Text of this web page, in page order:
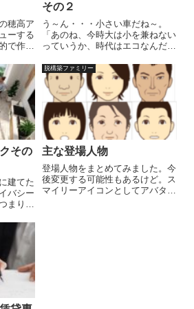
穂高ア
ーする
で作ら
よう
）基本
る下宿
ょう
その２
う～ん・・・小さい車だね～。
「あのね、今時大は小を兼ねない
っていうか、時代はエコなんだ
お客様に還元するのが・・・・」
可愛いくていいんじゃないでしょ
うかそうでしょう？ほら～判る人
は判るんですよね、時代の流れ
を。ま...
その
建てた
バシー
まり、
。３世
誰がそ
、どう
脱構築ファミリー
主な登場人物
登場人物をまとめてみました。今
後変更する可能性もあるけど。ス
マイリーアイコンとしてアバター